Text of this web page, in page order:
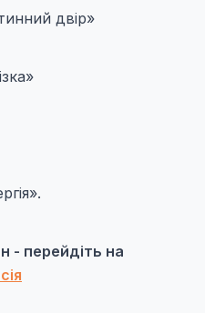
двір»
- перейдіть на